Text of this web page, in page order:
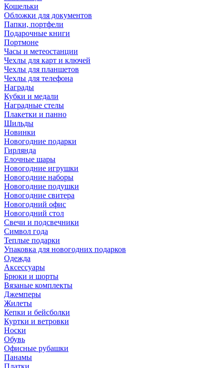
Кошельки
Обложки для документов
Папки, портфели
Подарочные книги
Портмоне
Часы и метеостанции
Чехлы для карт и ключей
Чехлы для планшетов
Чехлы для телефона
Награды
Кубки и медали
Наградные стелы
Плакетки и панно
Шильды
Новинки
Новогодние подарки
Гирлянда
Елочные шары
Новогодние игрушки
Новогодние наборы
Новогодние подушки
Новогодние свитера
Новогодний офис
Новогодний стол
Свечи и подсвечники
Символ года
Теплые подарки
Упаковка для новогодних подарков
Одежда
Аксессуары
Брюки и шорты
Вязаные комплекты
Джемперы
Жилеты
Кепки и бейсболки
Куртки и ветровки
Носки
Обувь
Офисные рубашки
Панамы